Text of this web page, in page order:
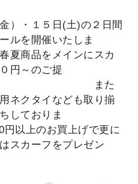
）・１５日(土)の２日間
ルを開催いたしま
をメインにスカ
円～のご提
また
ネクタイなども取り揃
しておりま
お買上げで更に
スカーフをプレゼン